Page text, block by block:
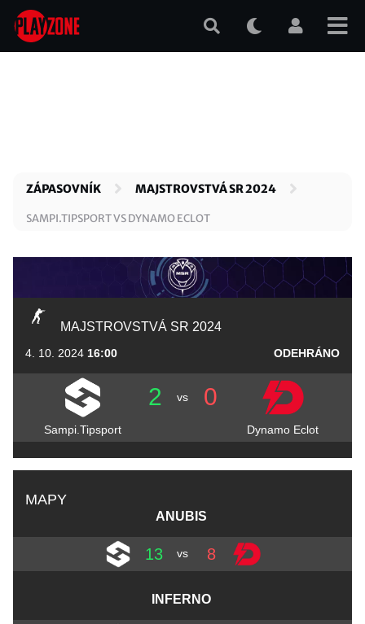
Přejít
hlavnímu
ZÁPASOVNÍK MAJSTROVSTVÁ SR 2024
SAMPI.TIPSPORT VS DYNAMO ECLOT
MAJSTROVSTVÁ SR 2024
4. 10. 2024 16:00 ODEHRÁNO
2 vs 0
Sampi.Tipsport Dynamo Eclot
MAPY
ANUBIS
13 vs 8
INFERNO